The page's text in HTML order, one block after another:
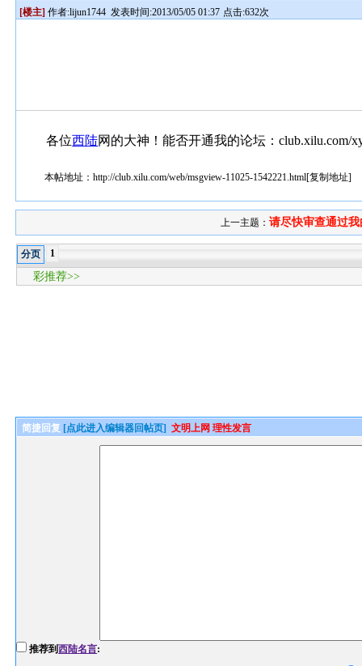
[楼主] 作者:lijun1744 发表时间:2013/05/05 01:37 点击:632次
各位西陆网的大神！能否开通我的论坛：club.xilu.com/
本帖地址：http://club.xilu.com/web/msgview-11025-1542221.html[复制地址]
上一主题： 请尽快审查通过我
分页 1
彩推荐>>
简捷回复 [点此进入编辑器回帖页] 文明上网 理性发言
推荐到西陆名言: